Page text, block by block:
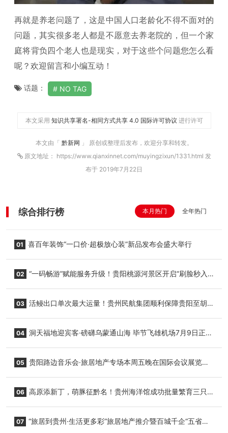
再就是养老问题了，这是中国人口老龄化不得不面对的
问题，其实很多老人都是不愿意去养老院的，但一个家
庭将背负四个老人也是现实，对于这些个问题您怎么看
呢？欢迎留言和小编互动！
话题： NO TAG
本文采用 知识共享署名-相同方式共享 4.0 国际许可协议 进行许可
本文由「 黔新网 」 原创或整理后发布，欢迎分享和转发。
原文地址： https://www.qianxinnet.com/muyingzixun/1331.html 发
布于 2019年7月22日
综合排行榜 本月热门 全年热门
01 喜百年装饰“一口价·超极放心装”新品发布会盛大举行
02 “一码畅游”赋能服务升级！贵阳桃源河景区开启“刷脸秒入
03 活鳗出口单次最大运量！贵州民航集团顺利保障贵阳至胡
04 洞天福地迎宾客·磅礴乌蒙通山海 毕节飞雄机场7月9日正式
05 贵阳路边音乐会·旅居地产专场本周五晚在国际会议展览中
06 高原添新丁，萌豚征黔名！贵州海洋馆成功批量繁育三只
07 “旅居到贵州·生活更多彩”旅居地产推介暨百城千企“五省